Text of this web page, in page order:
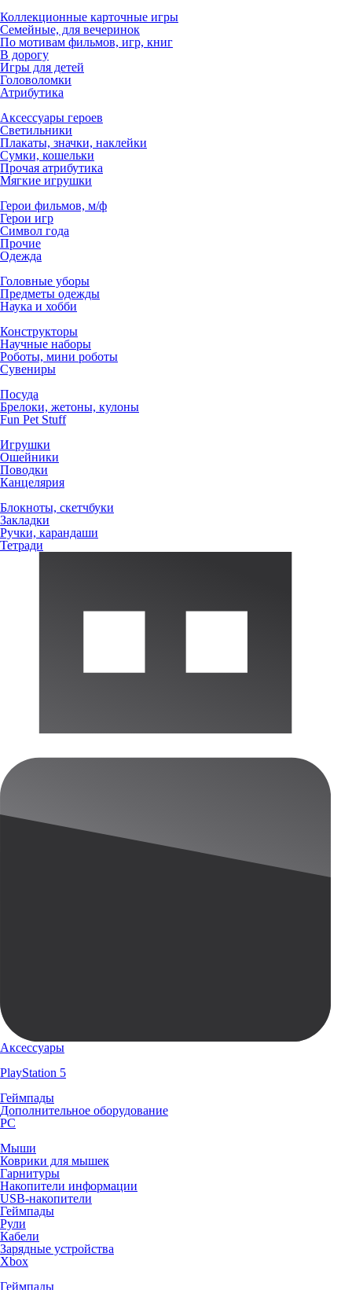
Коллекционные карточные игры
Семейные, для вечеринок
По мотивам фильмов, игр, книг
В дорогу
Игры для детей
Головоломки
Атрибутика
Аксессуары героев
Светильники
Плакаты, значки, наклейки
Сумки, кошельки
Прочая атрибутика
Мягкие игрушки
Герои фильмов, м/ф
Герои игр
Символ года
Прочие
Одежда
Головные уборы
Предметы одежды
Наука и хобби
Конструкторы
Научные наборы
Роботы, мини роботы
Сувениры
Посуда
Брелоки, жетоны, кулоны
Fun Pet Stuff
Игрушки
Ошейники
Поводки
Канцелярия
Блокноты, скетчбуки
Закладки
Ручки, карандаши
Тетради
Аксессуары
PlayStation 5
Геймпады
Дополнительное оборудование
PC
Мыши
Коврики для мышек
Гарнитуры
Накопители информации
USB-накопители
Геймпады
Рули
Кабели
Зарядные устройства
Xbox
Геймпады